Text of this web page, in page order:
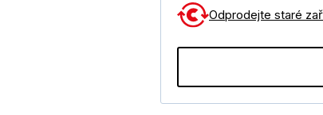
Odprodejte staré